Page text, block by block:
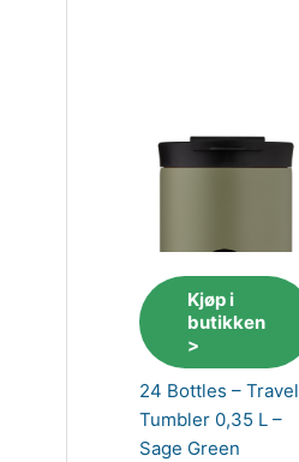
Kjøp i
butikken
>
24 Bottles – Travel
Tumbler 0,35 L –
Sage Green